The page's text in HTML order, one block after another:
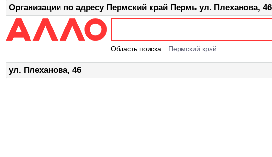
Организации по адресу Пермский край Пермь ул. Плеханова, 46
Область поиска: Пермский край
ул. Плеханова, 46